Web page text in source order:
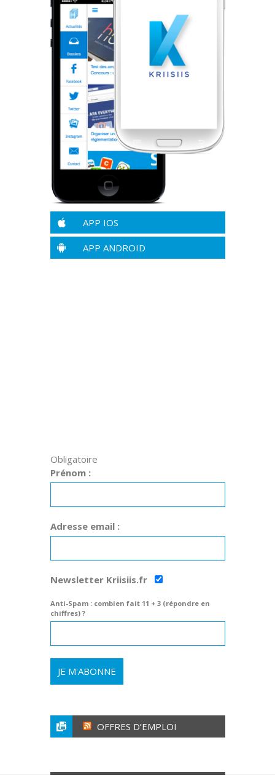
APP IOS
APP ANDROID
Obligatoire
Prénom :
Adresse email :
Newsletter Kriisiis.fr
Anti-Spam : combien fait 11 + 3 (répondre en
chiffres) ?
OFFRES D’EMPLOI